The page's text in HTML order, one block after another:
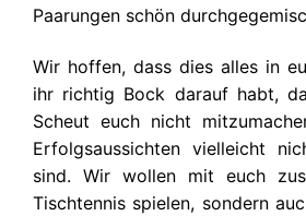
Paarungen schön
Wir hoffen, dass dies alles in
ihr richtig Bock darauf habt,
Scheut euch nicht
Erfolgsaussichten vielleicht
sind. Wir wollen mit euch
Tischtennis spielen, sondern